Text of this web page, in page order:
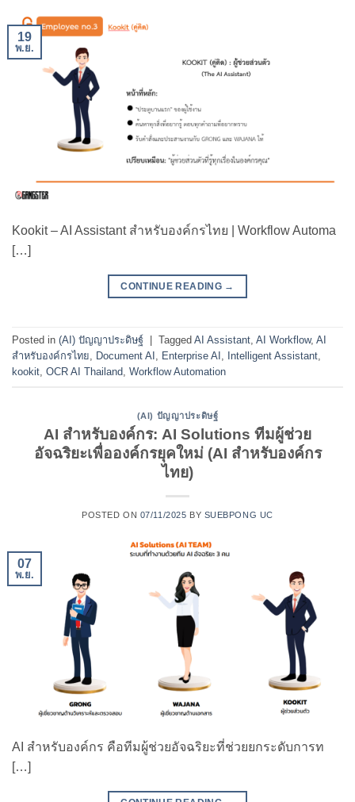
19
พ.ย.
Kookit – AI Assistant สำหรับองค์กรไทย | Workflow Automa
[…]
CONTINUE READING →
Posted in (AI) ปัญญาประดิษฐ์ Tagged AI Assistant, AI Workflow, AI
สำหรับองค์กรไทย, Document AI , Enterprise AI , Intelligent Assistant,
kookit, OCR AI Thailand, Workflow Automation
(AI) ปัญญาประดิษฐ์
AI สำหรับองค์กร: AI Solutions ทีมผู้ช่วย
อัจฉริยะเพื่อองค์กรยุคใหม่ (AI สำหรับองค์กร
ไทย)
POSTED ON 07/11/2025 BY SUEBPONG UC
07
พ.ย.
AI สำหรับองค์กร คือทีมผู้ช่วยอัจฉริยะที่ช่วยยกระดับการท
[…]